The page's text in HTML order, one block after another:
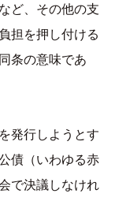
ど、その他の支
担を押し付ける
条の意味であ
発行しようとす
債（いわゆる赤
で決議しなけれ